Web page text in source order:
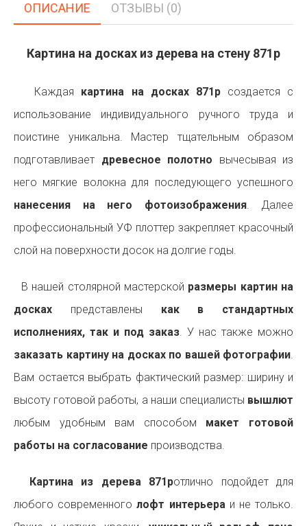
ОПИСАНИЕ ОТЗЫВЫ (0)
Картина на досках из дерева на стену 871p
Каждая картина на досках 871pсоздается с
использование индивидуального ручного труда и
поистине уникальна. Мастер тщательным образом
подготавливает древесное полотно вычесывая из
него мягкие волокна для последующего успешного
нанесения на него фотоизображения. Далее
профессиональный УФ плоттер закрепляет красочный
слой на поверхности досок на долгие годы.
В нашей столярной мастерской размеры картин на
досках представлены как в стандартных
исполнениях, так и под заказ. У нас также можно
заказать картину на досках по вашей фотографии.
Вам остается выбрать фактический размер: ширину и
высоту готовой работы, а наши специалисты вышлют
любым удобным вам способом макет готовой
работы на согласование производства.
Картина из дерева 871pотлично подойдет для
любого современноголофт интерьераи не только.